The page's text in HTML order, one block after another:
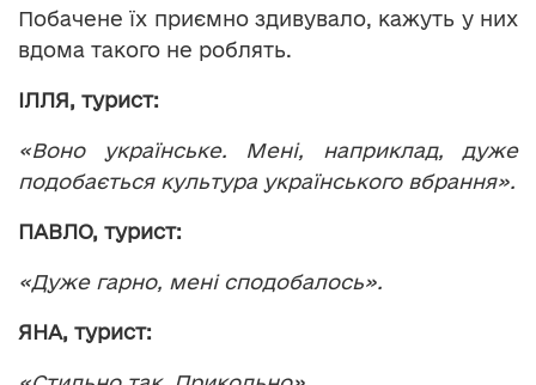
Побачене їх приємно здивувало, кажуть у них
вдома такого не роблять.
ІЛЛЯ, турист:
«Воно українське. Мені, наприклад, дуже
подобається культура українського вбрання».
ПАВЛО, турист:
«Дуже гарно, мені сподобалось».
ЯНА, турист: